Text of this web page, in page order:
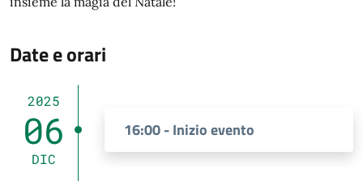
Date e orari
2025
06
DIC
16:00 - Inizio evento